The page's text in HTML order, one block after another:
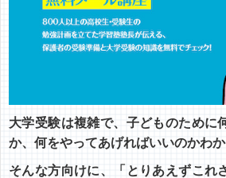
大学受験は複雑で、子どものために
か、何をやってあげればいいのかわ
そんな方向けに、「とりあえずこれ